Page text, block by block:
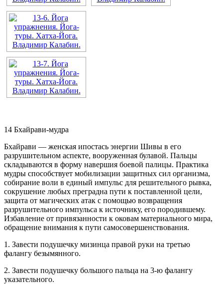
14 Бхайрави-мудра
Бхайрави — женская ипостась энергии Шивы в его
разрушительном аспекте, вооруженная булавой. Пальцы
складываются в форму навершия боевой палицы. Практика
мудры способствует мобилизации защитных сил организма,
собирание воли в единый импульс для решительного рывка,
сокрушение любых преградна пути к поставленной цели,
защита от магических атак с помощью возвращения
разрушительного импульса к источнику, его породившему.
Избавление от привязанности к оковам материального мира,
обращение внимания к пути самосовершенствования.
1. Завести подушечку мизинца правой руки на третью
фалангу безымянного.
2. Завести подушечку большого пальца на 3-ю фалангу
указательного.